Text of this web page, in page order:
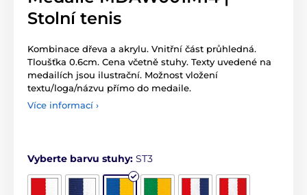
Stolní tenis
Kombinace dřeva a akrylu. Vnitřní část průhledná.
Tloušťka 0.6cm. Cena včetně stuhy. Texty uvedené na
medailích jsou ilustrační. Možnost vložení
textu/loga/názvu přímo do medaile.
Více informací ›
Vyberte barvu stuhy: ST3